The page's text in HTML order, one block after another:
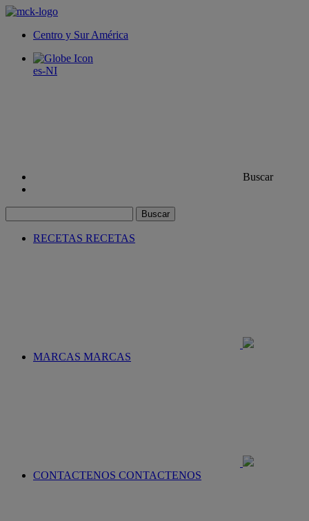
Centro y Sur América
es-NI
Buscar
Buscar
RECETAS RECETAS
MARCAS MARCAS
CONTACTENOS CONTACTENOS